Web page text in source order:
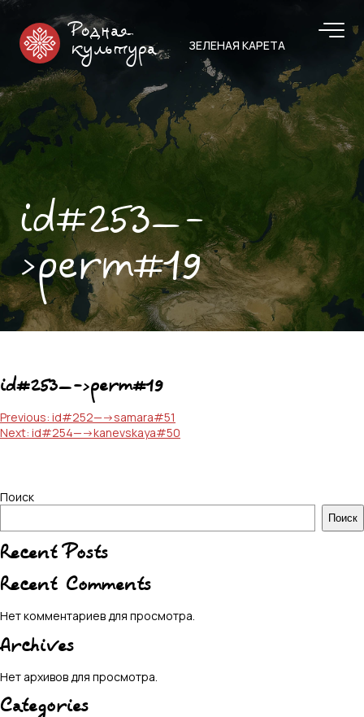
Родная
культура
ЗЕЛЕНАЯ КАРЕТА
id#253—-
>perm#19
id#253—->perm#19
Навигация
по
Previous: id#252—->samara#51
Next: id#254—->kanevskaya#50
Поиск
Поиск
Recent Posts
Recent Comments
Нет комментариев для просмотра.
Archives
Нет архивов для просмотра.
Categories